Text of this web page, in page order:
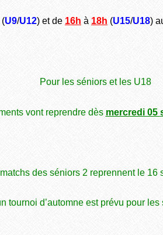
(U9/U12) et de 16h à 18h (U15/U18)
Pour les séniors et les U18
vont reprendre dès mercredi 05
des séniors 2 reprennent le 16
tournoi d’automne est prévu pour les